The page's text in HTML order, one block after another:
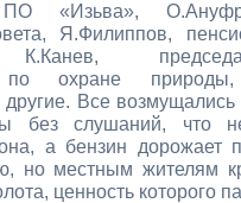
ПО «Изьва»,
Я.Филиппов,
по охране
другие. Все возмущались
без слушаний, что
а бензин дорожает
но местным жителям
ценность которого